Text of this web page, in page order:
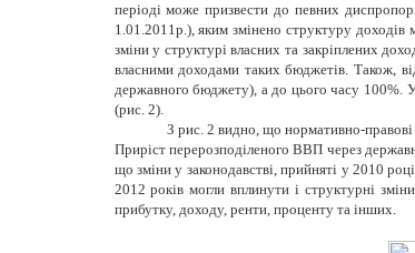
періоді може призвести до певних
1.01.2011р.), яким змінено структуру доходів
зміни у структурі власних та закріплених
власними доходами таких бюджетів. Також,
державного бюджету), а до цього часу 100%.
(рис. 2).
З рис. 2 видно, що нормативно-
Приріст перерозподіленого ВВП через
що зміни у законодавстві, прийняті у 2010
2012 років могли вплинути і структурні
прибутку, доходу, ренти, проценту та інших.